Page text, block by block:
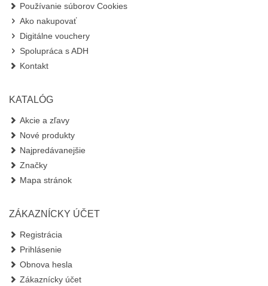
Používanie súborov Cookies
Ako nakupovať
Digitálne vouchery
Spolupráca s ADH
Kontakt
KATALÓG
Akcie a zľavy
Nové produkty
Najpredávanejšie
Značky
Mapa stránok
ZÁKAZNÍCKY ÚČET
Registrácia
Prihlásenie
Obnova hesla
Zákaznícky účet